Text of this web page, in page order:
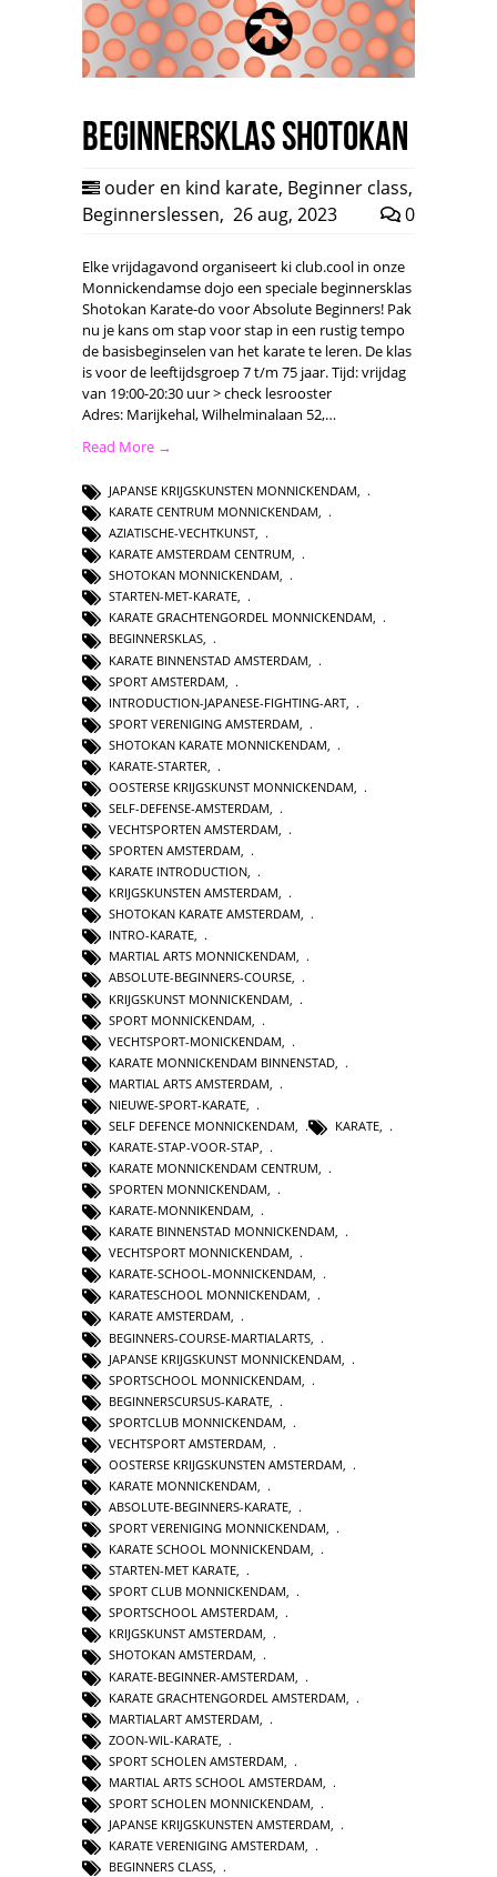
Beginnersklas Shotokan
ouder en kind karate, Beginner class,
Beginnerslessen, 26 aug, 2023 0
Elke vrijdagavond organiseert ki club.cool in onze
Monnickendamse dojo een speciale beginnersklas
Shotokan Karate-do voor Absolute Beginners! Pak
nu je kans om stap voor stap in een rustig tempo
de basisbeginselen van het karate te leren. De klas
is voor de leeftijdsgroep 7 t/m 75 jaar. Tijd: vrijdag
van 19:00-20:30 uur > check lesrooster
Adres: Marijkehal, Wilhelminalaan 52,…
Read More →
JAPANSE KRIJGSKUNSTEN MONNICKENDAM,
KARATE CENTRUM MONNICKENDAM,
AZIATISCHE-VECHTKUNST,
KARATE AMSTERDAM CENTRUM,
SHOTOKAN MONNICKENDAM,
STARTEN-MET-KARATE,
KARATE GRACHTENGORDEL MONNICKENDAM,
BEGINNERSKLAS,
KARATE BINNENSTAD AMSTERDAM
SPORT AMSTERDAM
INTRODUCTION-JAPANESE-FIGHTING-ART
SPORT VERENIGING AMSTERDAM
SHOTOKAN KARATE MONNICKENDAM
KARATE-STARTER
OOSTERSE KRIJGSKUNST MONNICKENDAM
SELF-DEFENSE-AMSTERDAM
VECHTSPORTEN AMSTERDAM,
SPORTEN AMSTERDAM,
KARATE INTRODUCTION,
KRIJGSKUNSTEN AMSTERDAM,
SHOTOKAN KARATE AMSTERDAM,
INTRO-KARATE,
MARTIAL ARTS MONNICKENDAM,
ABSOLUTE-BEGINNERS-COURSE,
KRIJGSKUNST MONNICKENDAM
SPORT MONNICKENDAM
VECHTSPORT-MONICKENDAM
KARATE MONNICKENDAM BINNENSTAD
MARTIAL ARTS AMSTERDAM
NIEUWE-SPORT-KARATE
SELF DEFENCE MONNICKENDAM
KARATE
KARATE-STAP-VOOR-STAP
KARATE MONNICKENDAM CENTRUM,
SPORTEN MONNICKENDAM,
KARATE-MONNIKENDAM,
KARATE BINNENSTAD MONNICKENDAM,
VECHTSPORT MONNICKENDAM,
KARATE-SCHOOL-MONNICKENDAM,
KARATESCHOOL MONNICKENDAM,
KARATE AMSTERDAM,
BEGINNERS-COURSE-MARTIALARTS
JAPANSE KRIJGSKUNST MONNICKENDAM
SPORTSCHOOL MONNICKENDAM
BEGINNERSCURSUS-KARATE
SPORTCLUB MONNICKENDAM
VECHTSPORT AMSTERDAM
OOSTERSE KRIJGSKUNSTEN AMSTERDAM
KARATE MONNICKENDAM
ABSOLUTE-BEGINNERS-KARATE,
SPORT VERENIGING MONNICKENDAM,
KARATE SCHOOL MONNICKENDAM,
STARTEN-MET KARATE,
SPORT CLUB MONNICKENDAM,
SPORTSCHOOL AMSTERDAM,
KRIJGSKUNST AMSTERDAM,
SHOTOKAN AMSTERDAM,
KARATE-BEGINNER-AMSTERDAM
KARATE GRACHTENGORDEL AMSTERDAM
MARTIALART AMSTERDAM
ZOON-WIL-KARATE
SPORT SCHOLEN AMSTERDAM
MARTIAL ARTS SCHOOL AMSTERDAM
SPORT SCHOLEN MONNICKENDAM
JAPANSE KRIJGSKUNSTEN AMSTERDAM
KARATE VERENIGING AMSTERDAM,
BEGINNERS CLASS,